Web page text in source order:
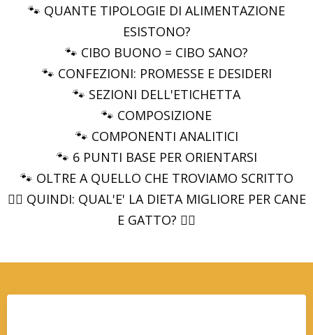
🐾 QUANTE TIPOLOGIE DI ALIMENTAZIONE
ESISTONO?
🐾 CIBO BUONO = CIBO SANO?
🐾 CONFEZIONI: PROMESSE E DESIDERI
🐾 SEZIONI DELL'ETICHETTA
🐾 COMPOSIZIONE
🐾 COMPONENTI ANALITICI
🐾 6 PUNTI BASE PER ORIENTARSI
🐾 OLTRE A QUELLO CHE TROVIAMO SCRITTO
👩‍⚕️ QUINDI: QUAL'E' LA DIETA MIGLIORE PER CANE
E GATTO? 👩‍⚕️